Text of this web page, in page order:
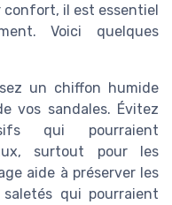
il est essentiel
Voici quelques
un chiffon humide
vos sandales. Évitez
qui pourraient
surtout pour les
aide à préserver les
qui pourraient